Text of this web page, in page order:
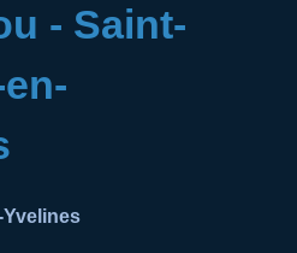
- Saint-